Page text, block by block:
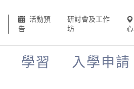
活動預
告
研討會及工作
坊
心
學習 入學申請